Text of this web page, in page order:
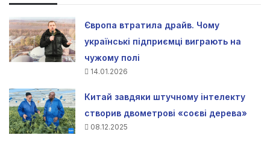
Європа втратила драйв. Чому
українські підприємці виграють на
чужому полі
14.01.2026
Китай завдяки штучному інтелекту
створив двометрові «соєві дерева»
08.12.2025